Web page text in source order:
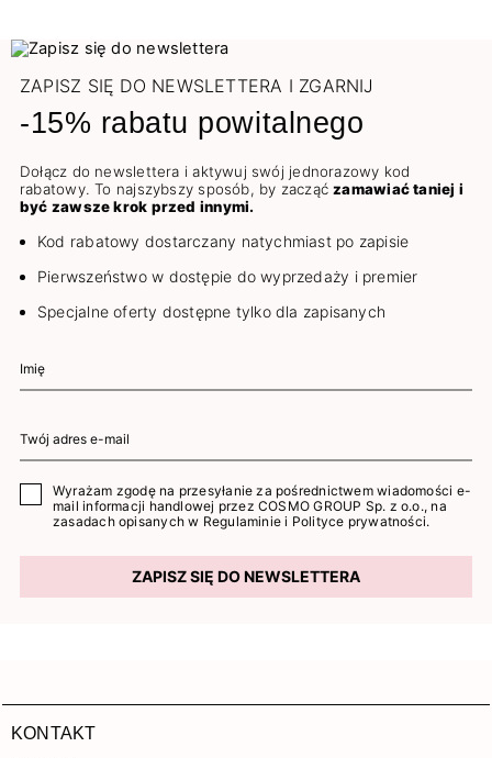
ZAPISZ SIĘ DO NEWSLETTERA I ZGARNIJ
-15% rabatu powitalnego
Dołącz do newslettera i aktywuj swój jednorazowy kod
rabatowy. To najszybszy sposób, by zacząćzamawiać taniej i
być zawsze krok przed innymi.
Kod rabatowy dostarczany natychmiast po zapisie
Pierwszeństwo w dostępie do wyprzedaży i premier
Specjalne oferty dostępne tylko dla zapisanych
Wyrażam zgodę na przesyłanie za pośrednictwem wiadomości e-
mail informacji handlowej przez COSMO GROUP Sp. z o.o., na
zasadach opisanych w Regulaminie i Polityce prywatności.
ZAPISZ SIĘ DO NEWSLETTERA
KONTAKT